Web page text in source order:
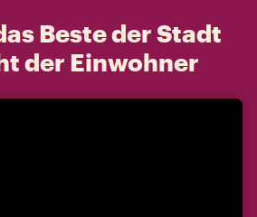
Beste der Stadt
der Einwohner